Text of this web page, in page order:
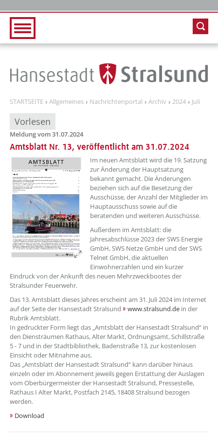
STARTSEITE Allgemeines Nachrichtenportal Archiv 2024 Juli
Vorlesen
Meldung vom 31.07.2024
Amtsblatt Nr. 13, veröffentlicht am 31.07.2024
??? absaetzeOben[1]/titel ???
Im neuen Amtsblatt wird die 19. Satzung
zur Änderung der Hauptsatzung
bekannt gemacht. Die Änderungen
beziehen sich auf die Besetzung der
Ausschüsse, der Anzahl der Mitglieder im
Hauptausschuss sowie auf die
beratenden und weiteren Ausschüsse.
Außerdem im Amtsblatt: die
Jahresabschlüsse 2023 der SWS Energie
GmbH, SWS Netze GmbH und der SWS
Telnet GmbH, die aktuellen
Einwohnerzahlen und ein kurzer
Eindruck von der Ankunft des neuen Mehrzweckbootes der
Stralsunder Feuerwehr.
Das 13. Amtsblatt dieses Jahres erscheint am 31. Juli 2024 im Internet
auf der Seite der Hansestadt Stralsund
www.stralsund.de in der
Rubrik Amtsblatt.
In gedruckter Form liegt das „Amtsblatt der Hansestadt Stralsund“ in
den Diensträumen Rathaus, Alter Markt, Ordnungsamt, Schillstraße
5 - 7 und in der Stadtbibliothek, Badenstraße 13, zur kostenlosen
Einsicht oder Mitnahme aus.
Das „Amtsblatt der Hansestadt Stralsund“ kann darüber hinaus
einzeln oder im Abonnement jeweils gegen Erstattung der Auslagen
vom Oberbürgermeister der Hansestadt Stralsund, Pressestelle,
Rathaus I Alter Markt, Postfach 2145, 18408 Stralsund bezogen
werden.
Download